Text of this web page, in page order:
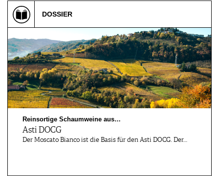
DOSSIER
Reinsortige Schaumweine aus…
Asti DOCG
Der Moscato Bianco ist die Basis für den Asti DOCG. Der…